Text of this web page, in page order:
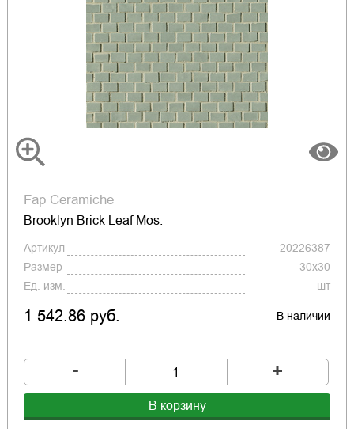
Fap Ceramiche
Brooklyn Brick Leaf Mos.
Артикул
20226387
Размер
30x30
Ед. изм.
шт
1 542.86 руб. В наличии
- +
В корзину